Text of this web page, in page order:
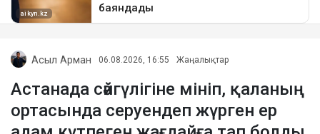
Асыл Арман 06.08.2026, 16:55 Жаңалықтар
Астанада сәйгүлігіне мініп, қаланың
ортасында серуендеп жүрген ер